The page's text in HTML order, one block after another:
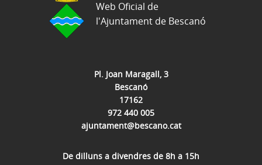
Pl. Joan Maragall, 3
Bescanó
17162
972 440 005
ajuntament@bescano.cat
De dilluns a divendres de 8h a 15h
Web Oficial de
l'Ajuntament de Bescanó